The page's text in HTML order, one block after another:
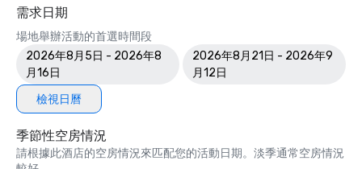
需求日期
場地舉辦活動的首選時間段
2026年8月5日 - 2026年8
月16日
2026年8月21日 - 2026年9
月12日
檢視日曆
季節性空房情況
請根據此酒店的空房情況來匹配您的活動日期。淡季通常空房情況